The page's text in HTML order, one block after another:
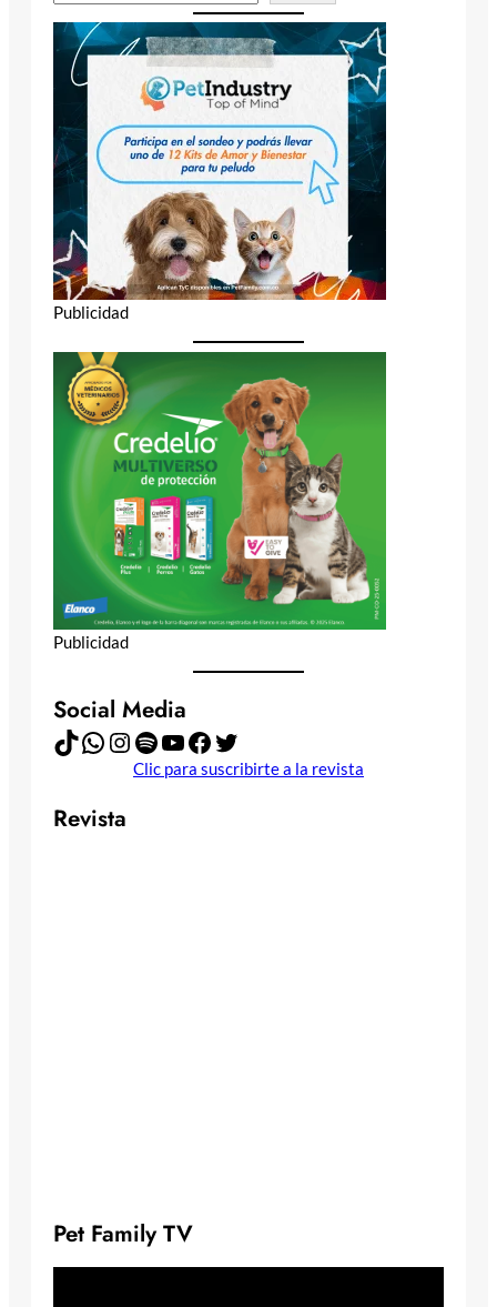
Publicidad
Publicidad
Social Media
TikTok WhatsApp Instagram Spotify YouTube Facebook Twitter
Clic para suscribirte a la revista
Revista
Pet Family TV